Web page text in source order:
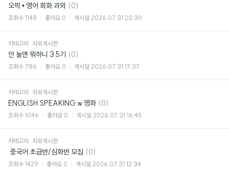
오픽 • 영어 회화 과외 댓
(0)
조회수 1148 좋아요 0 게시일 2026.07.31 20:30
카테고리 자유게시판
안 놀면 뭐하니 3.5기
댓
(0)
조회수 786 좋아요 0 게시일 2026.07.31 17:37
카테고리 자유게시판
ENGLISH SPEAKING w 영화 댓
글
(0)
조회수 1046 좋아요 0 게시일 2026.07.31 16:45
카테고리 자유게시판
​ 중국어 초급반/심화반 모집 댓
글
(0)
조회수 1429 좋아요 0 게시일 2026.07.31 12:34